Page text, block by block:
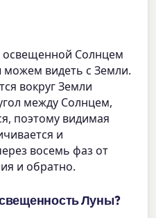
Солнцем
видеть с Земли.
вокруг Земли
между Солнцем,
поэтому видимая
и
восемь фаз от
и обратно.
Луны?